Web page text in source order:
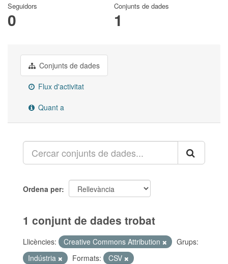
Seguidors
0
Conjunts de dades
1
Conjunts de dades
Flux d'activitat
Quant a
Ordena per
1 conjunt de dades trobat
Llicències: Creative Commons Attribution
Grups:
Indústria
Formats:
CSV